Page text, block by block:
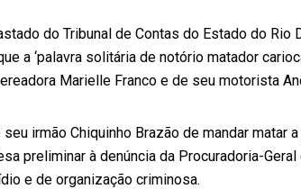
do Tribunal de Contas do Estado do Rio
a ‘palavra solitária de notório matador
Marielle Franco e de seu motorista
irmão Chiquinho Brazão de mandar matar
preliminar à denúncia da Procuradoria-
e de organização criminosa.